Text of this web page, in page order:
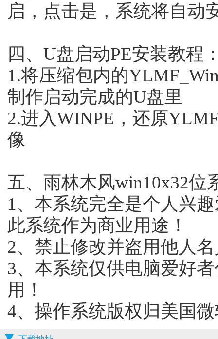
启，点击是，系统将自动
四、U盘启动PE安装教程
1.将压缩包内的
制作启动完成的U盘里
2.进入WINPE，还原
像
五、雨林木风win10x32位
1、本系统完全是个人兴
此系统作为商业用途！
2、禁止修改并盗用他人
3、本系统仅供电脑爱好
用！
4、操作系统版权归美国